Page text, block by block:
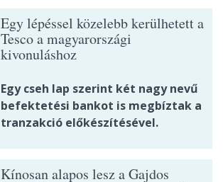
Egy lépéssel közelebb kerülhetett a
Tesco a magyarországi
kivonuláshoz
Egy cseh lap szerint két nagy nevű
befektetési bankot is megbíztak a
tranzakció előkészítésével.
Kínosan alapos lesz a Gajdos